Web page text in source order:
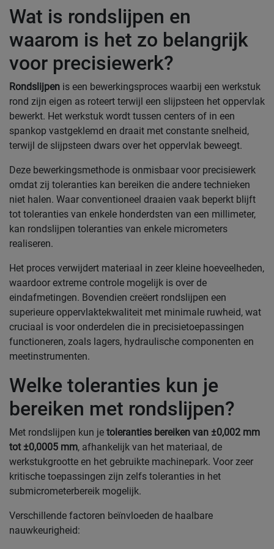
Wat is rondslijpen en
waarom is het zo belangrijk
voor precisiewerk?
Rondslijpen is een bewerkingsproces waarbij een werkstuk
rond zijn eigen as roteert terwijl een slijpsteen het oppervlak
bewerkt. Het werkstuk wordt tussen centers of in een
spankop vastgeklemd en draait met constante snelheid,
terwijl de slijpsteen dwars over het oppervlak beweegt.
Deze bewerkingsmethode is onmisbaar voor precisiewerk
omdat zij toleranties kan bereiken die andere technieken
niet halen. Waar conventioneel draaien vaak beperkt blijft
tot toleranties van enkele honderdsten van een millimeter,
kan rondslijpen toleranties van enkele micrometers
realiseren.
Het proces verwijdert materiaal in zeer kleine hoeveelheden,
waardoor extreme controle mogelijk is over de
eindafmetingen. Bovendien creëert rondslijpen een
superieure oppervlaktekwaliteit met minimale ruwheid, wat
cruciaal is voor onderdelen die in precisietoepassingen
functioneren, zoals lagers, hydraulische componenten en
meetinstrumenten.
Welke toleranties kun je
bereiken met rondslijpen?
Met rondslijpen kun je toleranties bereiken van ±0,002 mm
tot ±0,0005 mm, afhankelijk van het materiaal, de
werkstukgrootte en het gebruikte machinepark. Voor zeer
kritische toepassingen zijn zelfs toleranties in het
submicrometerbereik mogelijk.
Verschillende factoren beïnvloeden de haalbare
nauwkeurigheid: